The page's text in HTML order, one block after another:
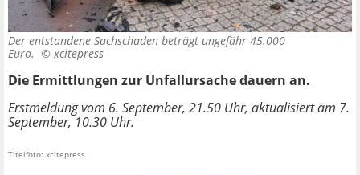
Der entstandene Sachschaden beträgt ungefähr 45.000
Euro. © xcitepress
Die Ermittlungen zur Unfallursache dauern an.
Erstmeldung vom 6. September, 21.50 Uhr, aktualisiert am 7.
September, 10.30 Uhr.
Titelfoto: xcitepress